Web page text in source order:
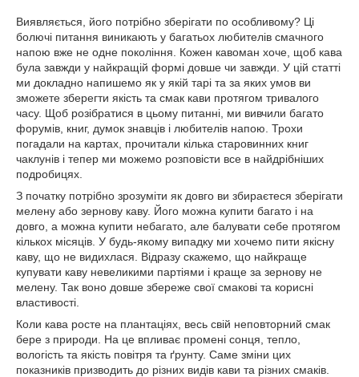
Виявляється, його потрібно зберігати по особливому? Ці
болючі питання виникають у багатьох любителів смачного
напою вже не одне покоління. Кожен кавоман хоче, щоб кава
була завжди у найкращій формі довше чи завжди. У цій статті
ми докладно напишемо як у якій тарі та за яких умов ви
зможете зберегти якість та смак кави протягом тривалого
часу. Щоб розібратися в цьому питанні, ми вивчили багато
форумів, книг, думок знавців і любителів напою. Трохи
погадали на картах, прочитали кілька старовинних книг
чаклунів і тепер ми можемо розповісти все в найдрібніших
подробицях.
З початку потрібно зрозуміти як довго ви збираєтеся зберігати
мелену або зернову каву. Його можна купити багато і на
довго, а можна купити небагато, але балувати себе протягом
кількох місяців. У будь-якому випадку ми хочемо пити якісну
каву, що не видихлася. Відразу скажемо, що найкраще
купувати каву невеликими партіями і краще за зернову не
мелену. Так воно довше збереже свої смакові та корисні
властивості.
Коли кава росте на плантаціях, весь свій неповторний смак
бере з природи. На це впливає промені сонця, тепло,
вологість та якість повітря та ґрунту. Саме зміни цих
показників призводить до різних видів кави та різних смаків.